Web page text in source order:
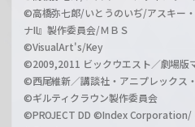
©高橋弥七郎/いとうのいぢ/アスキー
ナII』製作委員会/ＭＢＳ
©VisualArt's/Key
©2009,2011 ビックウエスト／劇場版
©西尾維新／講談社・アニプレックス
©ギルティクラウン製作委員会
©PROJECT DD ©Index Corporation/